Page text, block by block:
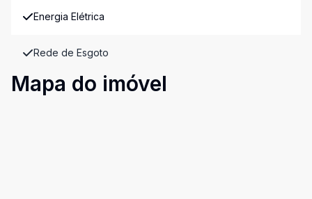
Energia Elétrica
Rede de Esgoto
Mapa do imóvel